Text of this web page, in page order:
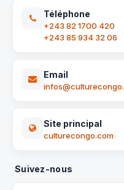
Téléphone
+243 82 1700 420
+243 85 934 32 06
Email
Site principal
culturecongo.com
Suivez-nous